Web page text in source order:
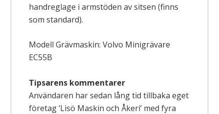
handreglage i armstöden av sitsen (finns
som standard).
Modell Grävmaskin: Volvo Minigrävare
EC55B
Tipsarens kommentarer
Användaren har sedan lång tid tillbaka eget
företag ’Lisö Maskin och Åkeri’ med fyra